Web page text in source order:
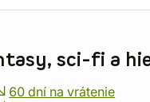
sci-fi a
60 dní na vrátenie